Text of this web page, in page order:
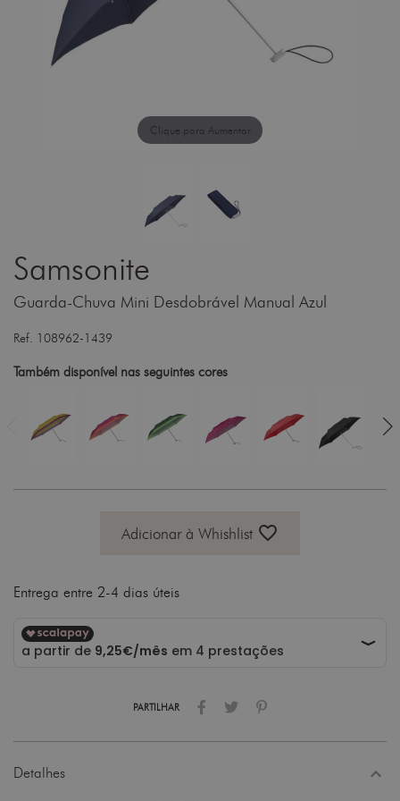
Clique para Aumentar
Samsonite
Guarda-Chuva Mini Desdobrável Manual Azul
Ref. 108962-1439
Também disponível nas seguintes cores
Adicionar à Whishlist favorite_border
Entrega entre 2-4 dias úteis
PARTILHAR
Detalhes expand_less